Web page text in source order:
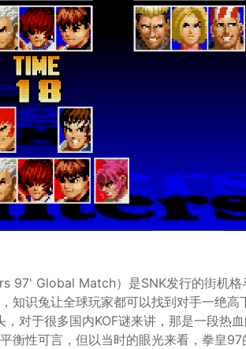
97' Global Match）是SNK发行的街机格
识兔让全球玩家都可以找到对手一绝高
对于很多国内KOF谜来讲，那是一段热
衡性可言，但以当时的眼光来看，拳皇